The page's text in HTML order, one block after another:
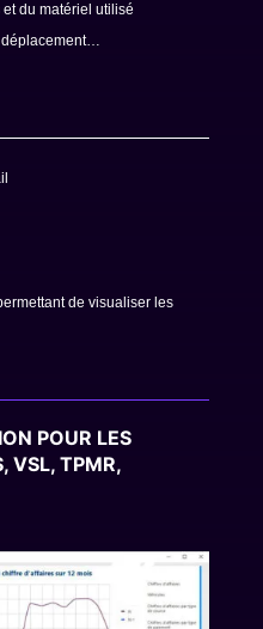
du matériel utilisé
déplacement…
de visualiser les
POUR LES
VSL, TPMR,